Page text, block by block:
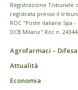
Registrazione Tribunale
registrata presso il
ROC "Poste italiane Spa
DCB Milano" Roc n.
Agrofarmaci – Difesa
Attualità
Economia